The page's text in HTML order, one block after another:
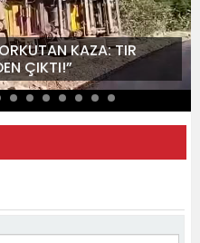
KAZA: TIR
ÇIKTI!”